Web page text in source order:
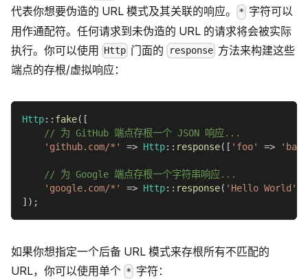
代表你想要伪造的 URL 模式及其关联的响应。
* 字符可以
用作通配符。任何请求到未伪造的 URL 的请求将会被实际
执行。你可以使用
Http 门面的 response方法来构建这些
端点的存根/虚拟响应：
Http:: fake( [
// 为 GitHub 端点存根一个 JSON 响应...
'github.com/*'
=> Http:: response( [ 'foo' => 'bar'
// 为 Google 端点存根一个字符串响应...
'google.com/*'
=> Http:: response( 'Hello World'
] ) ;
如果你想指定一个后备 URL 模式来存根所有不匹配的
URL，你可以使用单个 * 字符：